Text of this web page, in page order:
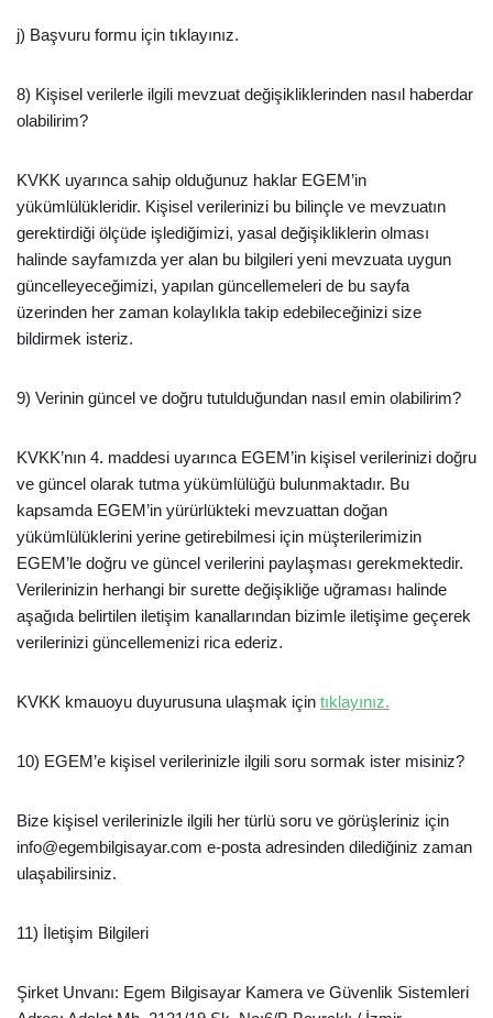
j) Başvuru formu için tıklayınız.
8) Kişisel verilerle ilgili mevzuat değişikliklerinden nasıl haberdar
olabilirim?
KVKK uyarınca sahip olduğunuz haklar EGEM’in
yükümlülükleridir. Kişisel verilerinizi bu bilinçle ve mevzuatın
gerektirdiği ölçüde işlediğimizi, yasal değişikliklerin olması
halinde sayfamızda yer alan bu bilgileri yeni mevzuata uygun
güncelleyeceğimizi, yapılan güncellemeleri de bu sayfa
üzerinden her zaman kolaylıkla takip edebileceğinizi size
bildirmek isteriz.
9) Verinin güncel ve doğru tutulduğundan nasıl emin olabilirim?
KVKK’nın 4. maddesi uyarınca EGEM’in kişisel verilerinizi doğru
ve güncel olarak tutma yükümlülüğü bulunmaktadır. Bu
kapsamda EGEM’in yürürlükteki mevzuattan doğan
yükümlülüklerini yerine getirebilmesi için müşterilerimizin
EGEM’le doğru ve güncel verilerini paylaşması gerekmektedir.
Verilerinizin herhangi bir surette değişikliğe uğraması halinde
aşağıda belirtilen iletişim kanallarından bizimle iletişime geçerek
verilerinizi güncellemenizi rica ederiz.
KVKK kmauoyu duyurusuna ulaşmak için tıklayınız.
10) EGEM’e kişisel verilerinizle ilgili soru sormak ister misiniz?
Bize kişisel verilerinizle ilgili her türlü soru ve görüşleriniz için
info@egembilgisayar.com e-posta adresinden dilediğiniz zaman
ulaşabilirsiniz.
11) İletişim Bilgileri
Şirket Unvanı: Egem Bilgisayar Kamera ve Güvenlik Sistemleri